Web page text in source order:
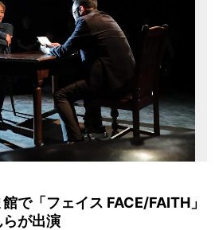
で「フェイス FACE/FAITH」
が出演